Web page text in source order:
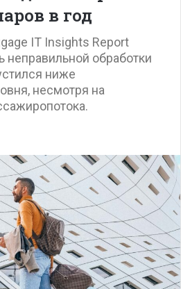
в год
IT Insights Report
неправильной обработки
ниже
несмотря на